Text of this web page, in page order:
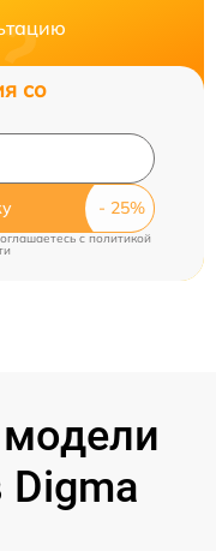
со
c политикой